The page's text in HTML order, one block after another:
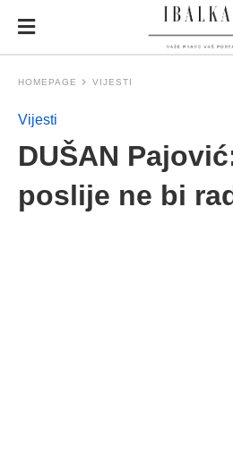
HOMEPAGE VIJESTI
Vijesti
DUŠAN
poslije ne bi